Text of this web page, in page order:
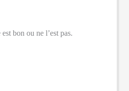
bon ou ne l’est pas.